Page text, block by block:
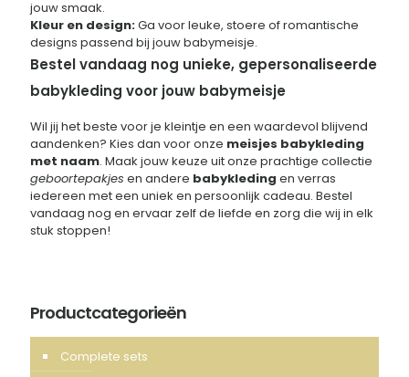
jouw smaak.
Kleur en design:Ga voor leuke, stoere of romantische
designs passend bij jouw babymeisje.
Bestel vandaag nog unieke, gepersonaliseerde
babykleding voor jouw babymeisje
Wil jij het beste voor je kleintje en een waardevol blijvend
aandenken? Kies dan voor onze meisjes babykleding
met naam. Maak jouw keuze uit onze prachtige collectie
geboortepakjes en andere babykleding en verras
iedereen met een uniek en persoonlijk cadeau. Bestel
vandaag nog en ervaar zelf de liefde en zorg die wij in elk
stuk stoppen!
Productcategorieën
Complete sets